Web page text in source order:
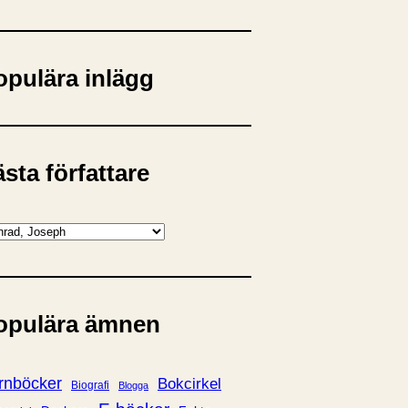
inlägg
författare
ämnen
Biografi Blogga Bokcirkel